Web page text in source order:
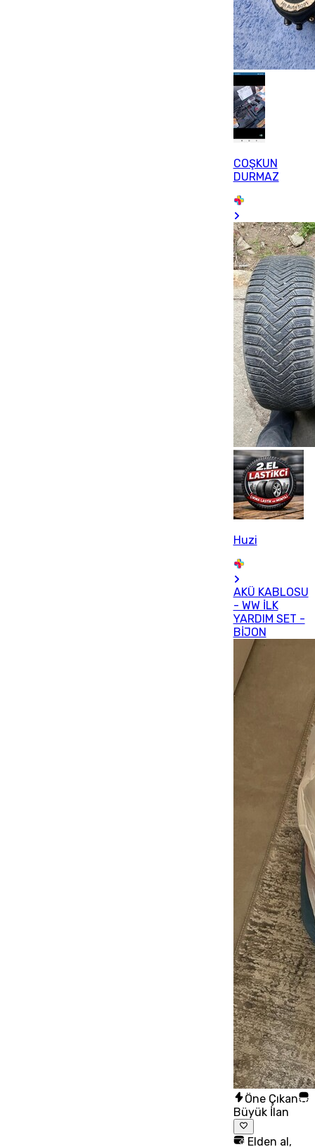
COŞKUN
DURMAZ
Huzi
AKÜ KABLOSU
- WW İLK
YARDIM SET -
BİJON
Öne Çıkan
Büyük İlan
Elden al,